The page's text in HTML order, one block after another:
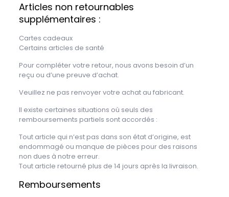
Articles non retournables
supplémentaires :
Cartes cadeaux
Certains articles de santé
Pour compléter votre retour, nous avons besoin d’un
reçu ou d’une preuve d’achat.
Veuillez ne pas renvoyer votre achat au fabricant.
Il existe certaines situations où seuls des
remboursements partiels sont accordés :
Tout article qui n’est pas dans son état d’origine, est
endommagé ou manque de pièces pour des raisons
non dues à notre erreur.
Tout article retourné plus de 14 jours après la livraison.
Remboursements